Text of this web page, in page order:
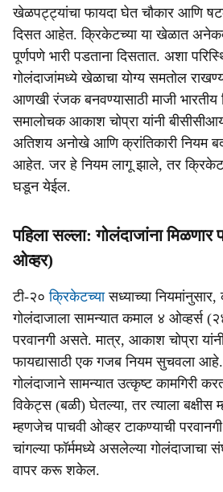
r
e
खेळपट्ट्यांचा फायदा घेत चौकार आणि
दिसत आहेत. क्रिकेटच्या या खेळात
पूर्णपणे भारी पडताना दिसतात. अशा
गोलंदाजांमध्ये खेळाचा योग्य समतोल
आणखी रंजक बनवण्यासाठी माजी
समालोचक आकाश चोप्रा यांनी
अतिशय अनोखे आणि क्रांतिकारी नियम
आहेत. जर हे नियम लागू झाले, तर
घडून येईल.
पहिला सल्ला: गोलंदाजांना मिळणार
ओव्हर)
टी-२०क्रिकेटच्यासध्याच्या
गोलंदाजाला सामन्यात कमाल ४ ओव्हर्स
परवानगी असते. मात्र, आकाश चोप्रा
फायद्यासाठी एक गजब नियम सुचवला आहे.
गोलंदाजाने सामन्यात उत्कृष्ट कामगिरी
विकेट्स (बळी) घेतल्या, तर त्याला बक्षीस
म्हणजेच पाचवी ओव्हर टाकण्याची
चांगल्या फॉर्ममध्ये असलेल्या
वापर करू शकेल.